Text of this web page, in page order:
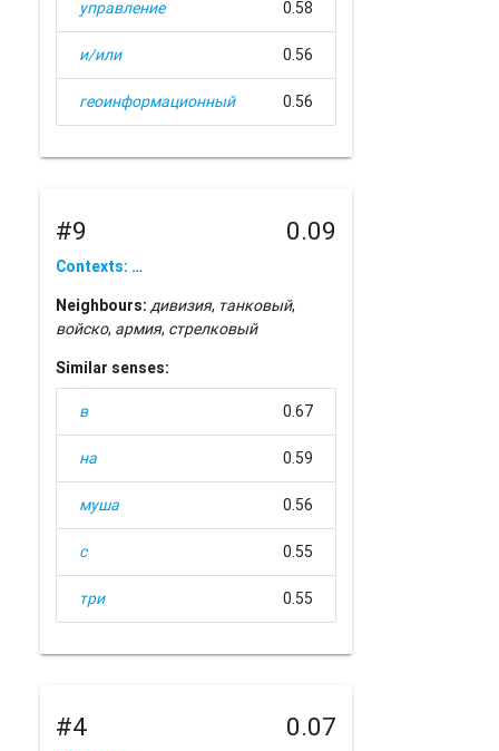
управление 0.58
и/или 0.56
геоинформационный 0.56
#9 0.09
Contexts: …
Neighbours: дивизия, танковый,
войско, армия, стрелковый
Similar senses:
в 0.67
на 0.59
муша 0.56
с 0.55
три 0.55
#4 0.07